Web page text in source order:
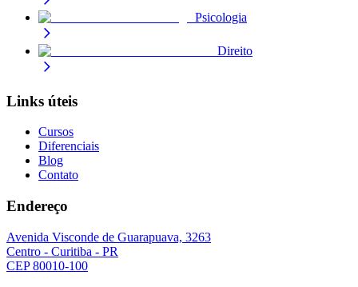
Psicologia
Direito
Links úteis
Cursos
Diferenciais
Blog
Contato
Endereço
Avenida Visconde de Guarapuava, 3263
Centro - Curitiba - PR
CEP 80010-100